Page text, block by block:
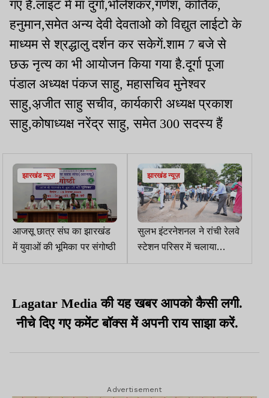
गए हैं.लाइट में मां दुर्गा,भोलेशंकर,गणेश, कार्तिक,
हनुमान,समेत अन्य देवी देवताओ को विद्युत लाईटो के
माध्यम से श्रद्धालु दर्शन कर सकेगें.शाम 7 बजे से
छऊ नृत्य का भी आयोजन किया गया है.दूर्गा पूजा
पंडाल अध्यक्ष पंकज साहु, महासचिव मुनेश्वर
साहु,अ़जीत साहु सचीव, कार्यकारी अध्यक्ष प्रकाश
साहु,कोषाध्यक्ष नरेंद्र साहु, समेत 300 सदस्य हैं
झारखंड न्यूज़
आजसू छात्र संघ का झारखंड
में युवाओं की भूमिका पर संगोष्ठी
झारखंड न्यूज़
सुलभ इंटरनेशनल ने रांची रेलवे
स्टेशन परिसर में चलाया
स्वच्छता अभियान
Lagatar Media की यह खबर आपको कैसी लगी.
नीचे दिए गए कमेंट बॉक्स में अपनी राय साझा करें.
Advertisement